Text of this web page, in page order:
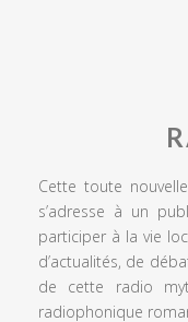
Cette toute
s’adresse à un
participer à la vie
d’actualités, de
de cette radio
radiophonique